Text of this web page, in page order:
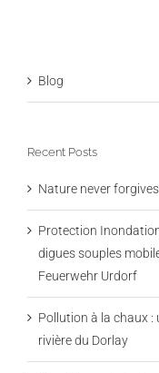
Blog
Recent Posts
Nature never
Protection
digues souples
Feuerwehr Urdorf
Pollution à la chaux :
rivière du Dorlay